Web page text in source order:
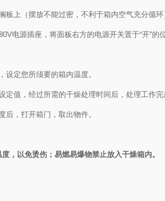
板上（摆放不能过密，不利于箱内空气充分循环
电源插座，将面板右方的电源开关置于“开”的
设定您所须要的箱内温度。
定值，经过所需的干燥处理时间后，处理工作完
后，打开箱门，取出物件。
，以免烫伤；易燃易爆物禁止放入干燥箱内。